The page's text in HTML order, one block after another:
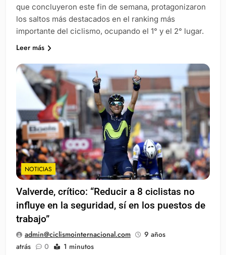
que concluyeron este fin de semana, protagonizaron
los saltos más destacados en el ranking más
importante del ciclismo, ocupando el 1° y el 2° lugar.
Leer más
NOTICIAS
Valverde, crítico: “Reducir a 8 ciclistas no
influye en la seguridad, sí en los puestos de
trabajo”
admin@ciclismointernacional.com
9 años
atrás
0 1 minutos